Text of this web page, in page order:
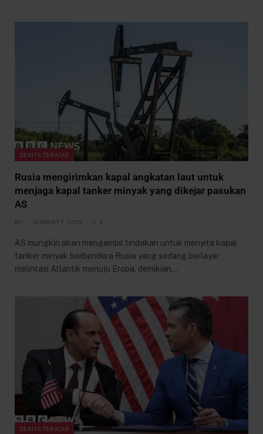
CERITA TERATAS
Rusia mengirimkan kapal angkatan laut untuk
menjaga kapal tanker minyak yang dikejar pasukan
AS
BY JANUARY 7, 2026 4
AS mungkin akan mengambil tindakan untuk menyita kapal
tanker minyak berbendera Rusia yang sedang berlayar
melintasi Atlantik menuju Eropa, demikian…
CERITA TERATAS